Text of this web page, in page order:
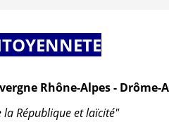
Rhône-Alpes - Drôme-
la République et laïcité"